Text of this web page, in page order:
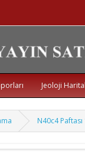
Jeoloji
N40c4